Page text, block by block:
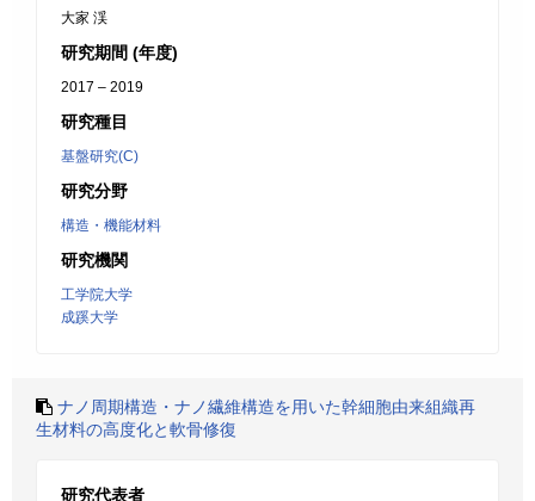
大家 渓
研究期間 (年度)
2017 – 2019
研究種目
基盤研究(C)
研究分野
構造・機能材料
研究機関
工学院大学
成蹊大学
ナノ周期構造・ナノ繊維構造を用いた幹細胞由来組織再
生材料の高度化と軟骨修復
研究代表者